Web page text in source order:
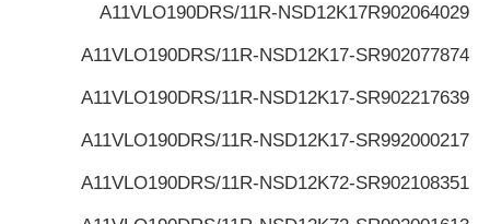
R902064029
A11VLO190DRS/11R-NSD12K17
R902077874
A11VLO190DRS/11R-NSD12K17-S
R902217639
A11VLO190DRS/11R-NSD12K17-S
R992000217
A11VLO190DRS/11R-NSD12K17-S
R902108351
A11VLO190DRS/11R-NSD12K72-S